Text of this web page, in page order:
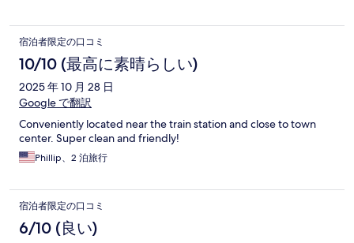
宿泊者限定の口コミ
10/10 (最高に素晴らしい)
2025 年 10 月 28 日
Google で翻訳
Conveniently located near the train station and close to town
center. Super clean and friendly!
Phillip、2 泊旅行
宿泊者限定の口コミ
6/10 (良い)